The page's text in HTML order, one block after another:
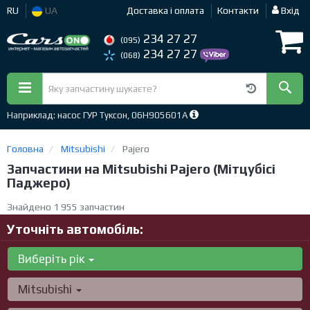
RU UA Доставка і оплата Контакти Вхід
(095) 234 27 27
(068) 234 27 27
Наприклад: насос ГУР Туксон, 06H905601A
Головна Mitsubishi Pajero
Запчастини на Mitsubishi Pajero (Мітцубісі
Паджеро)
Знайдено 1 955 запчастин
Уточніть автомобіль:
Виберіть рік
Mitsubishi